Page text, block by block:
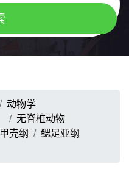
动物学
无脊椎动物
甲壳纲
鳃足亚纲